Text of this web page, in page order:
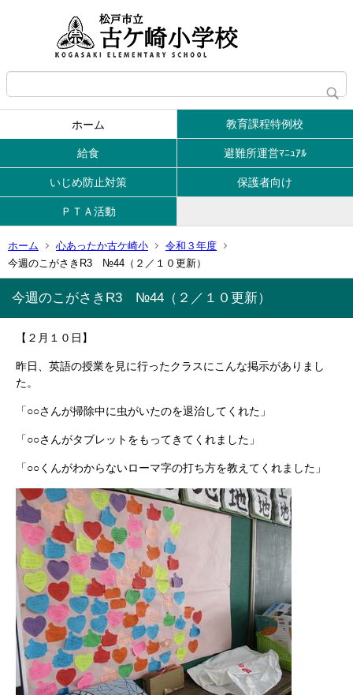
ホーム 教育課程特例校
給食 避難所運営ﾏﾆｭｱﾙ
いじめ防止対策 保護者向け
ＰＴＡ活動
ホーム 心あったか古ケ崎小
令和３年度
今週のこがさきR3 №44（２／１０更新）
今週のこがさきR3 №44（２／１０更新）
【２月１０日】
昨日、英語の授業を見に行ったクラスにこんな掲示がありまし
た。
「○○さんが掃除中に虫がいたのを退治してくれた」
「○○さんがタブレットをもってきてくれました」
「○○くんがわからないローマ字の打ち方を教えてくれました」